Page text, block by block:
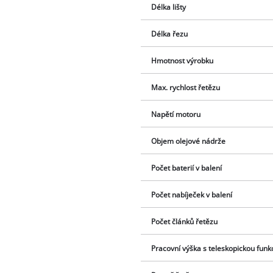
Délka lišty
Délka řezu
Hmotnost výrobku
Max. rychlost řetězu
Napětí motoru
Objem olejové nádrže
Počet baterií v balení
Počet nabíječek v balení
Počet článků řetězu
Pracovní výška s teleskopickou